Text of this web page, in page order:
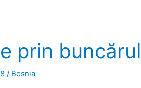
prin
/ Bosnia